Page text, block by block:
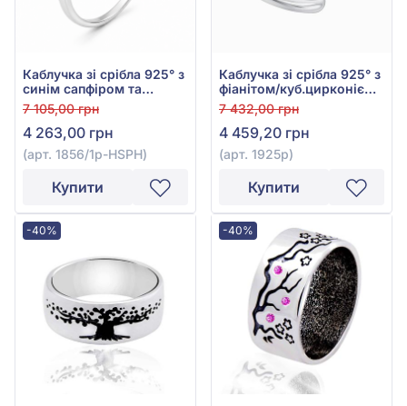
Каблучка зі срібла 925° з
синім сапфіром та
фіанітом, арт. 1856/1p-
HSPH
7 105,00 грн
4 263,00 грн
(арт. 1856/1p-HSPH)
Купити
Каблучка зі срібла 925° з
фіанітом/куб.цирконієм,
арт. 1925р
7 432,00 грн
4 459,20 грн
(арт. 1925р)
Купити
-40% -40%